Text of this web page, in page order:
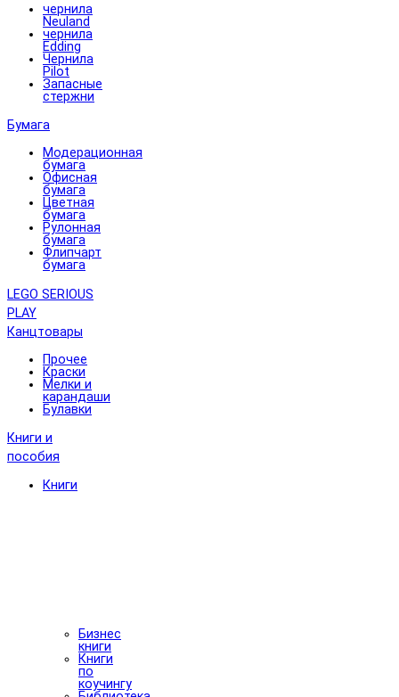
чернила
Neuland
чернила
Edding
Чернила
Pilot
Запасные
стержни
Бумага
Модерационная
бумага
Офисная
бумага
Цветная
бумага
Рулонная
бумага
Флипчарт
бумага
LEGO SERIOUS
PLAY
Канцтовары
Прочее
Краски
Мелки и
карандаши
Булавки
Книги и
пособия
Книги
Бизнес
книги
Книги
по
коучингу